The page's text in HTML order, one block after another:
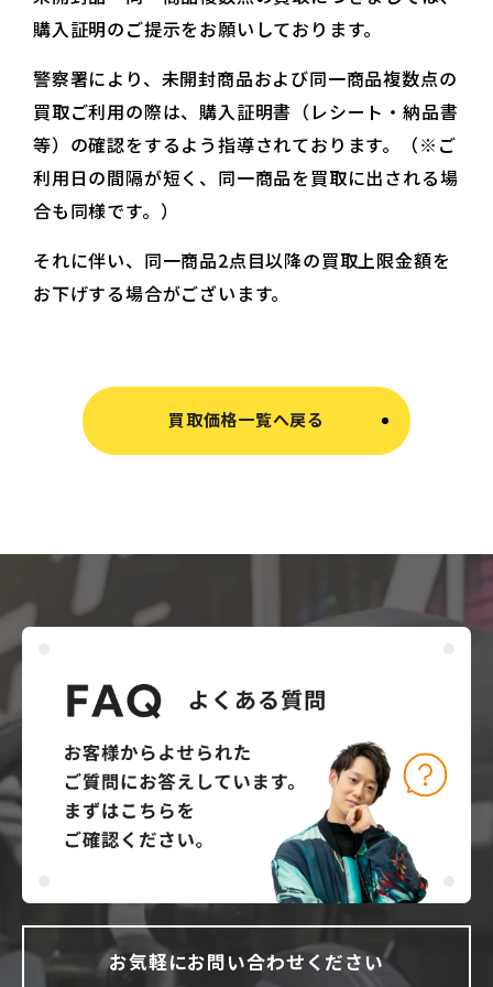
購入証明のご提示をお願いしております。
警察署により、未開封商品および同一商品複数点の
買取ご利用の際は、購入証明書（レシート・納品書
等）の確認をするよう指導されております。（※ご
利用日の間隔が短く、同一商品を買取に出される場
合も同様です。）
それに伴い、同一商品2点目以降の買取上限金額を
お下げする場合がございます。
買取価格一覧へ戻る
お気軽にお問い合わせください